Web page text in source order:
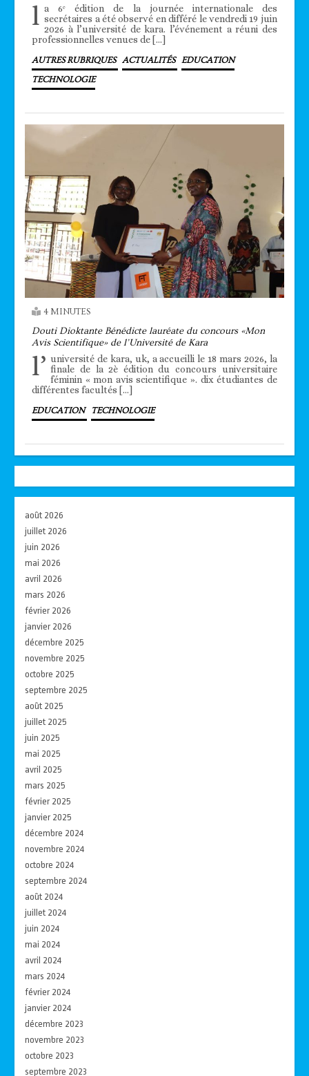
l a 6ᵉ édition de la journée internationale des
secrétaires a été observé en différé le vendredi 19 juin
2026 à l’université de kara. l’événement a réuni des
professionnelles venues de […]
AUTRES RUBRIQUES ACTUALITÉS EDUCATION
TECHNOLOGIE
4 MINUTES
Douti Dioktante Bénédicte lauréate du concours «Mon
Avis Scientifique» de l’Université de Kara
l’ université de kara, uk, a accueilli le 18 mars 2026, la
finale de la 2è édition du concours universitaire
féminin « mon avis scientifique ». dix étudiantes de
différentes facultés […]
EDUCATION TECHNOLOGIE
août 2026
juillet 2026
juin 2026
mai 2026
avril 2026
mars 2026
février 2026
janvier 2026
décembre 2025
novembre 2025
octobre 2025
septembre 2025
août 2025
juillet 2025
juin 2025
mai 2025
avril 2025
mars 2025
février 2025
janvier 2025
décembre 2024
novembre 2024
octobre 2024
septembre 2024
août 2024
juillet 2024
juin 2024
mai 2024
avril 2024
mars 2024
février 2024
janvier 2024
décembre 2023
novembre 2023
octobre 2023
septembre 2023